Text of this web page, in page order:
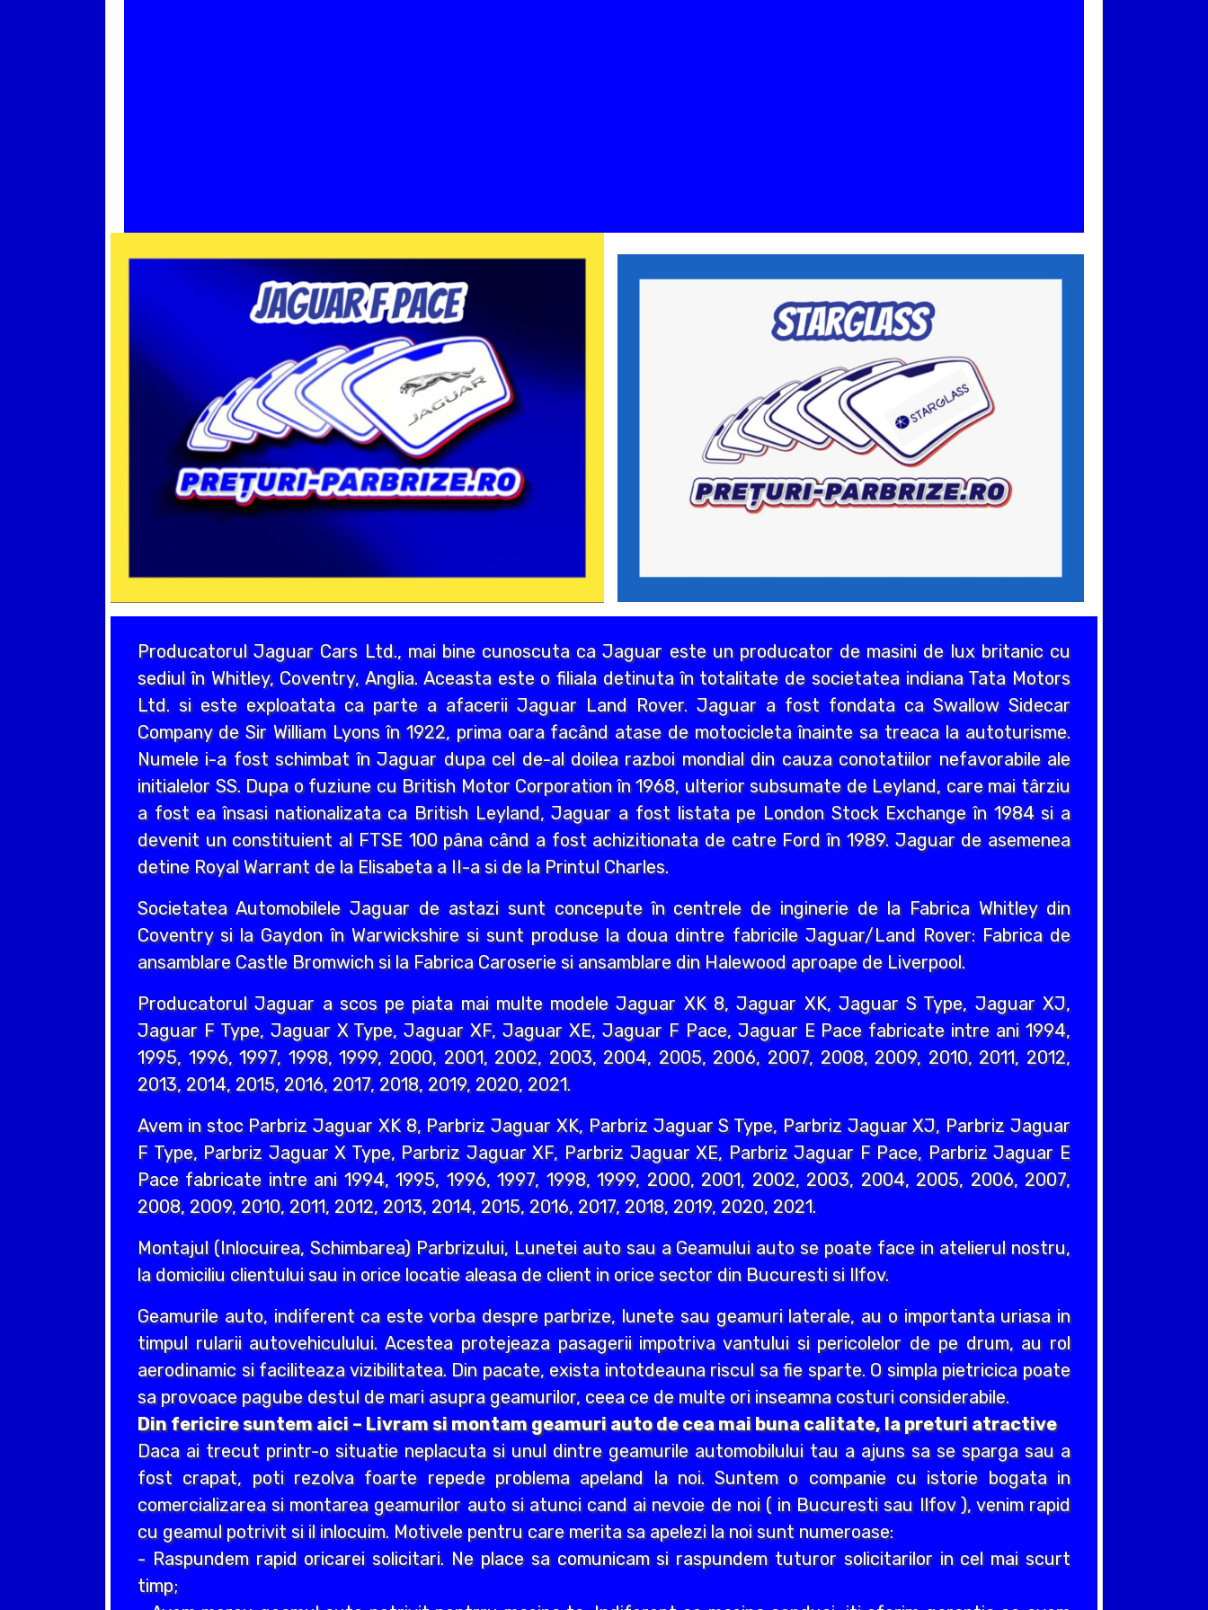
Producatorul Jaguar Cars Ltd., mai bine cunoscuta ca Jaguar este un producator de masini de lux britanic cu
sediul în Whitley, Coventry, Anglia. Aceasta este o filiala detinuta în totalitate de societatea indiana Tata Motors
Ltd. si este exploatata ca parte a afacerii Jaguar Land Rover. Jaguar a fost fondata ca Swallow Sidecar
Company de Sir William Lyons în 1922, prima oara facând atase de motocicleta înainte sa treaca la autoturisme.
Numele i-a fost schimbat în Jaguar dupa cel de-al doilea razboi mondial din cauza conotatiilor nefavorabile ale
initialelor SS. Dupa o fuziune cu British Motor Corporation în 1968, ulterior subsumate de Leyland, care mai târziu
a fost ea însasi nationalizata ca British Leyland, Jaguar a fost listata pe London Stock Exchange în 1984 si a
devenit un constituient al FTSE 100 pâna când a fost achizitionata de catre Ford în 1989. Jaguar de asemenea
detine Royal Warrant de la Elisabeta a II-a si de la Printul Charles.
Societatea Automobilele Jaguar de astazi sunt concepute în centrele de inginerie de la Fabrica Whitley din
Coventry si la Gaydon în Warwickshire si sunt produse la doua dintre fabricile Jaguar/Land Rover: Fabrica de
ansamblare Castle Bromwich si la Fabrica Caroserie si ansamblare din Halewood aproape de Liverpool.
Producatorul Jaguar a scos pe piata mai multe modele Jaguar XK 8, Jaguar XK, Jaguar S Type, Jaguar XJ,
Jaguar F Type, Jaguar X Type, Jaguar XF, Jaguar XE, Jaguar F Pace, Jaguar E Pace fabricate intre ani 1994,
1995, 1996, 1997, 1998, 1999, 2000, 2001, 2002, 2003, 2004, 2005, 2006, 2007, 2008, 2009, 2010, 2011, 2012,
2013, 2014, 2015, 2016, 2017, 2018, 2019, 2020, 2021.
Avem in stoc Parbriz Jaguar XK 8, Parbriz Jaguar XK, Parbriz Jaguar S Type, Parbriz Jaguar XJ, Parbriz Jaguar
F Type, Parbriz Jaguar X Type, Parbriz Jaguar XF, Parbriz Jaguar XE, Parbriz Jaguar F Pace, Parbriz Jaguar E
Pace fabricate intre ani 1994, 1995, 1996, 1997, 1998, 1999, 2000, 2001, 2002, 2003, 2004, 2005, 2006, 2007,
2008, 2009, 2010, 2011, 2012, 2013, 2014, 2015, 2016, 2017, 2018, 2019, 2020, 2021.
Montajul (Inlocuirea, Schimbarea) Parbrizului, Lunetei auto sau a Geamului auto se poate face in atelierul nostru,
la domiciliu clientului sau in orice locatie aleasa de client in orice sector din Bucuresti si Ilfov.
Geamurile auto, indiferent ca este vorba despre parbrize, lunete sau geamuri laterale, au o importanta uriasa in
timpul rularii autovehiculului. Acestea protejeaza pasagerii impotriva vantului si pericolelor de pe drum, au rol
aerodinamic si faciliteaza vizibilitatea. Din pacate, exista intotdeauna riscul sa fie sparte. O simpla pietricica poate
sa provoace pagube destul de mari asupra geamurilor, ceea ce de multe ori inseamna costuri considerabile.
Din fericire suntem aici – Livram si montam geamuri auto de cea mai buna calitate, la preturi atractive
Daca ai trecut printr-o situatie neplacuta si unul dintre geamurile automobilului tau a ajuns sa se sparga sau a
fost crapat, poti rezolva foarte repede problema apeland la noi. Suntem o companie cu istorie bogata in
comercializarea si montarea geamurilor auto si atunci cand ai nevoie de noi ( in Bucuresti sau Ilfov ), venim rapid
cu geamul potrivit si il inlocuim. Motivele pentru care merita sa apelezi la noi sunt numeroase:
- Raspundem rapid oricarei solicitari. Ne place sa comunicam si raspundem tuturor solicitarilor in cel mai scurt
timp;